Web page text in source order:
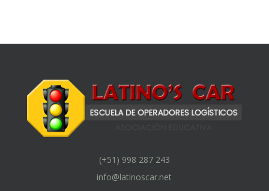
(+51) 998 287 243
info@latinoscar.net